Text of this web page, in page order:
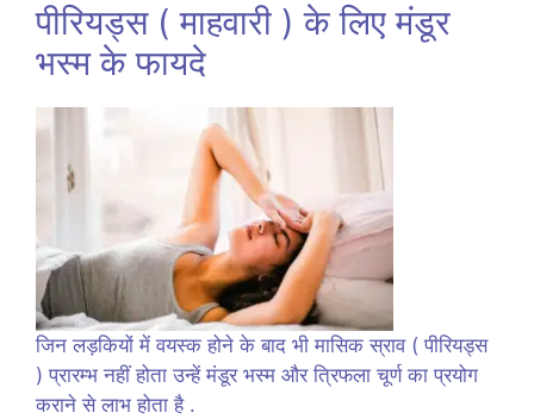
पीरियड्स ( माहवारी ) के लिए मंडूर
भस्म के फायदे
जिन लड़कियों में वयस्क होने के बाद भी मासिक स्राव ( पीरियड्स
) प्रारम्भ नहीं होता उन्हें मंडूर भस्म और त्रिफला चूर्ण का प्रयोग
कराने से लाभ होता है .